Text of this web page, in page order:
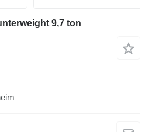
9,7 ton